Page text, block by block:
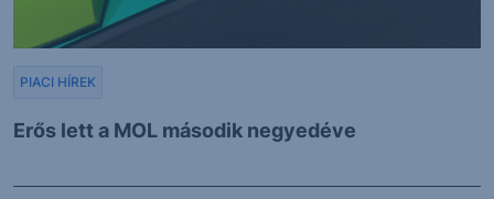
Erős lett a MOL második negyedéve
PIACI HÍREK